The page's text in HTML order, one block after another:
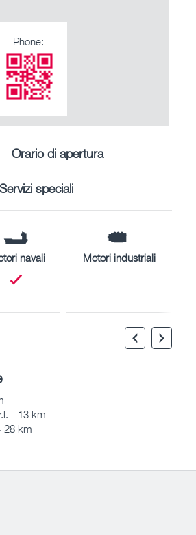
Phone:
Orario di apertura
Servizi speciali
navali
Motori industriali
- 13 km
28 km